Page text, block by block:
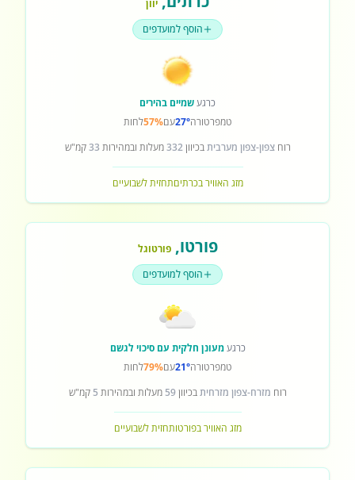
יוון
הוסף למועדפים
כרגעשמיים בהירים
טמפרטורה27°עם57%לחות
רוחצפון-צפון מערביתבכיוון332מעלות ובמהירות 33קמ"ש
מזג האוויר בכרתיםתחזית לשבועיים
פורטו,פורטוגל
הוסף למועדפים
כרגעמעונן חלקית עם סיכוי לגשם
טמפרטורה21°עם79%לחות
רוח מזרח-צפון מזרחיתבכיוון59 מעלות ובמהירות 5 קמ"ש
מזג האוויר בפורטותחזית לשבועיים